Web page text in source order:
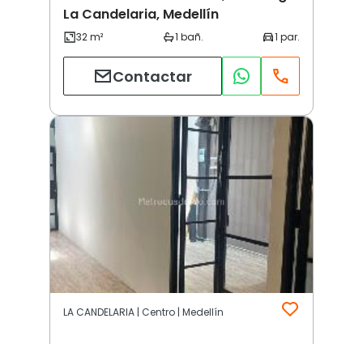
La Candelaria, Medellín
Contactar
LA CANDELARIA | Centro | Medellín